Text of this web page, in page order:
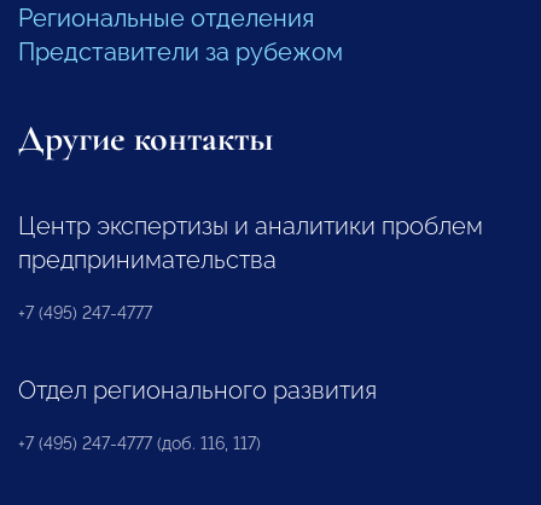
Региональные отделения
Представители за рубежом
Другие контакты
Центр экспертизы и аналитики проблем
предпринимательства
+7 (495) 247-4777
Отдел регионального развития
+7 (495) 247-4777 (доб. 116, 117)